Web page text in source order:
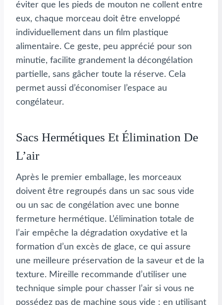
éviter que les pieds de mouton ne collent entre
eux, chaque morceau doit être enveloppé
individuellement dans un film plastique
alimentaire. Ce geste, peu apprécié pour son
minutie, facilite grandement la décongélation
partielle, sans gâcher toute la réserve. Cela
permet aussi d’économiser l’espace au
congélateur.
Sacs Hermétiques Et Élimination De
L’air
Après le premier emballage, les morceaux
doivent être regroupés dans un sac sous vide
ou un sac de congélation avec une bonne
fermeture hermétique. L’élimination totale de
l’air empêche la dégradation oxydative et la
formation d’un excès de glace, ce qui assure
une meilleure préservation de la saveur et de la
texture. Mireille recommande d’utiliser une
technique simple pour chasser l’air si vous ne
possédez pas de machine sous vide : en utilisant